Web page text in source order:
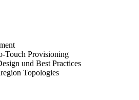
Touch Provisioning
und Best Practices
Topologies